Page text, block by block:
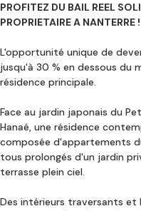
PROFITEZ DU BAIL REEL
PROPRIETAIRE A NANTERRE !
L'opportunité unique de
jusqu'à 30 % en dessous du
résidence principale.
Face au jardin japonais du
Hanaé, une résidence
composée d'appartements
tous prolongés d'un jardin
terrasse plein ciel.
Des intérieurs traversants et